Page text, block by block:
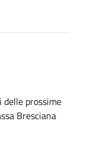
prossime
Bresciana